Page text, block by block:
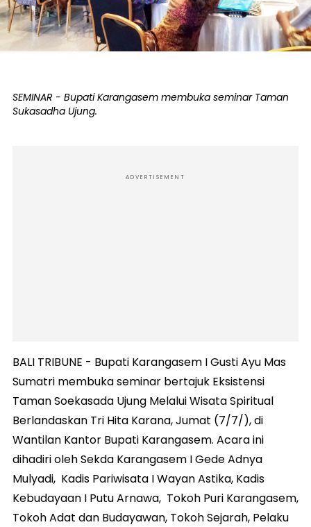
SEMINAR - Bupati Karangasem membuka seminar Taman
Sukasadha Ujung.
ADVERTISEMENT
BALI TRIBUNE - Bupati Karangasem I Gusti Ayu Mas
Sumatri membuka seminar bertajuk Eksistensi
Taman Soekasada Ujung Melalui Wisata Spiritual
Berlandaskan Tri Hita Karana, Jumat (7/7/), di
Wantilan Kantor Bupati Karangasem. Acara ini
dihadiri oleh Sekda Karangasem I Gede Adnya
Mulyadi, Kadis Pariwisata I Wayan Astika, Kadis
Kebudayaan I Putu Arnawa, Tokoh Puri Karangasem,
Tokoh Adat dan Budayawan, Tokoh Sejarah, Pelaku